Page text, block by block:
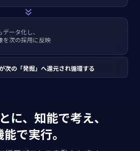
ータ化し、
を次の採用に反映
次の「発掘」へ還元され循環する
に、知能で考え、
能で実行。